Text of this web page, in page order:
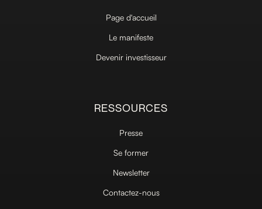
Page d'accueil
Le manifeste
Devenir investisseur
RESSOURCES
Presse
Se former
Newsletter
Contactez-nous